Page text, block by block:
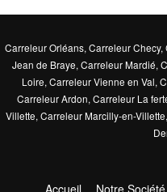
Carreleur Orléans,Carreleur Checy,
Jean de Braye,Carreleur Mardié,
Loire,Carreleur Vienne en Val,
Carreleur Ardon,Carreleur La
Villette,Carreleur Marcilly-en-Villette,